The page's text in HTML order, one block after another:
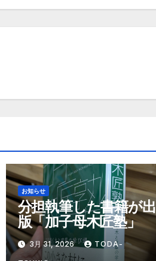
お知らせ
分担執筆した書籍が出
版「加子母木匠塾」
3月 31, 2026 TODA-